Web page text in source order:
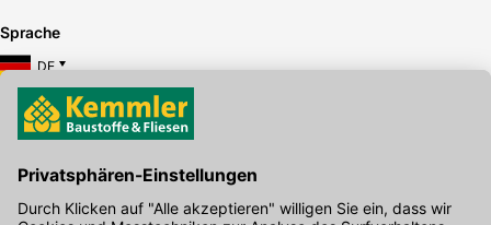
Sprache
DE
Hier gibt's die kostenlose App